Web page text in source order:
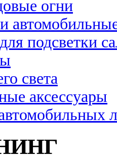
огни
подсветки
света
аксессуары